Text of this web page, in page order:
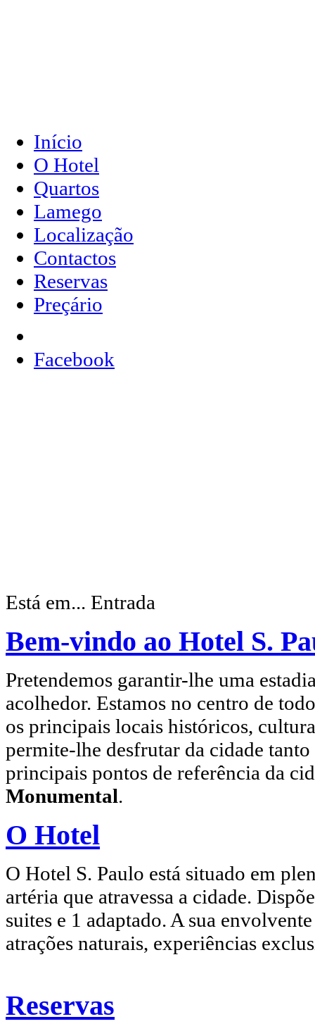
Início
O Hotel
Quartos
Lamego
Localização
Contactos
Reservas
Preçário
Facebook
Está em... Entrada
Bem-vindo ao Hotel S.
Pretendemos garantir-lhe uma
acolhedor. Estamos no centro de
os principais locais históricos,
permite-lhe desfrutar da cidade
principais pontos de referência da
Monumental.
O Hotel
O Hotel S. Paulo está situado em
artéria que atravessa a cidade.
suites e 1 adaptado. A sua
atrações naturais, experiências
Reservas